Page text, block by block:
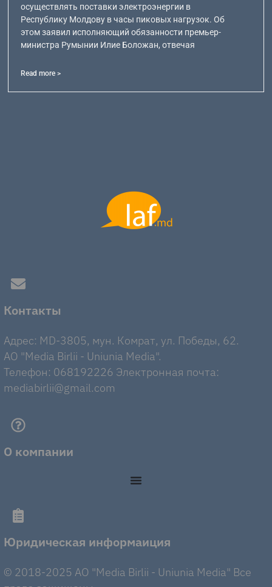
осуществлять поставки электроэнергии в
Республику Молдову в часы пиковых нагрузок. Об
этом заявил исполняющий обязанности премьер-
министра Румынии Илие Боложан, отвечая
Read more >
Контакты
Адрес: MD-3805, мун. Комрат, ул. Победы, 62.
AO "Media Birlii - Uniunia Media".
Телефон: 068192226 Электронная почта:
mediabirlii@gmail.com
О компании
Юридическая информаиция
© 2018-2025 AO "Media Birlii - Uniunia Media" Все